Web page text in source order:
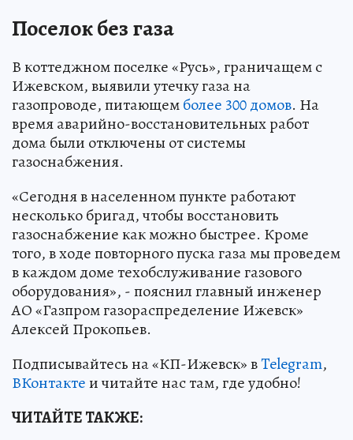
Поселок без газа
В коттеджном поселке «Русь», граничащем с
Ижевском, выявили утечку газа на
газопроводе, питающемболее 300 домов. На
время аварийно-восстановительных работ
дома были отключены от системы
газоснабжения.
«Сегодня в населенном пункте работают
несколько бригад, чтобы восстановить
газоснабжение как можно быстрее. Кроме
того, в ходе повторного пуска газа мы проведем
в каждом доме техобслуживание газового
оборудования», - пояснил главный инженер
АО «Газпром газораспределение Ижевск»
Алексей Прокопьев.
Подписывайтесь на «КП-Ижевск» вTelegram,
ВКонтактеи читайте нас там, где удобно!
ЧИТАЙТЕ ТАКЖЕ: